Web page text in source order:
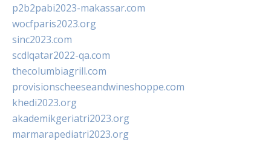
p2b2pabi2023-makassar.com
wocfparis2023.org
sinc2023.com
scdlqatar2022-qa.com
thecolumbiagrill.com
provisionscheeseandwineshoppe.com
khedi2023.org
akademikgeriatri2023.org
marmarapediatri2023.org